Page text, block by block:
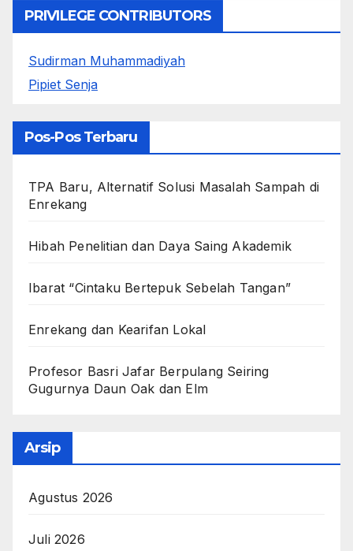
PRIVILEGE CONTRIBUTORS
Sudirman Muhammadiyah
Pipiet Senja
Pos-Pos Terbaru
TPA Baru, Alternatif Solusi Masalah Sampah di
Enrekang
Hibah Penelitian dan Daya Saing Akademik
Ibarat “Cintaku Bertepuk Sebelah Tangan”
Enrekang dan Kearifan Lokal
Profesor Basri Jafar Berpulang Seiring
Gugurnya Daun Oak dan Elm
Arsip
Agustus 2026
Juli 2026